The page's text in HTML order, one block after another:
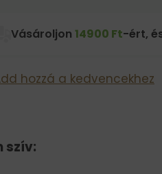
Vásároljon 14900 Ft-ért,
hozzá a kedvencekhez
szív: